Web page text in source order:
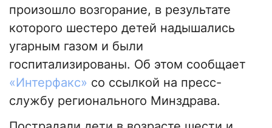
произошло возгорание, в результате
которого шестеро детей надышались
угарным газом и были
госпитализированы. Об этом сообщает
«Интерфакс» со ссылкой на пресс-
службу регионального Минздрава.